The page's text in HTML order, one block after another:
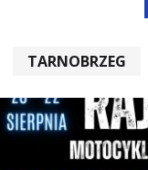
TARNOBRZEG